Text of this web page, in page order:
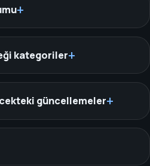
kategoriler
güncellemeler